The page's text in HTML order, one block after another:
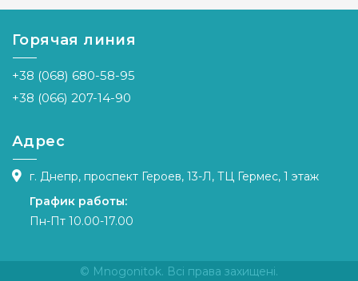
Страна-
Бельгия
Размер
8x12 см *3
Канва
Aida № 18
Zweigart
Страна-
Литва
Горячая линия
+38 (068) 680-58-95
+38 (066) 207-14-90
Адрес
г. Днепр, проспект Героев, 13-Л, ТЦ Гермес, 1 этаж
График работы:
Пн-Пт 10.00-17.00
© Mnogonitok. Всі права захищені.